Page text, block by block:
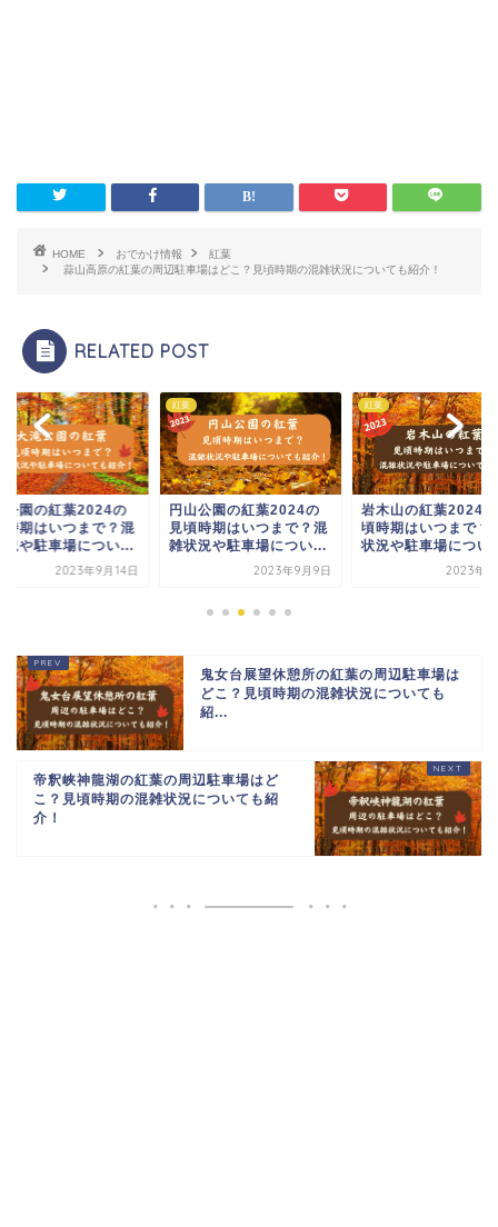
HOME おでかけ情報
紅葉
蒜山高原の紅葉の周辺駐車場はどこ？見頃時期の混雑状況についても紹介！
RELATED POST
公園の紅葉2024の
時期はいつまで？混
況や駐車場につい...
2023年9月14日
紅葉
円山公園の紅葉2024の
見頃時期はいつまで？混
雑状況や駐車場につい...
2023年9月9日
紅葉
岩木山の紅葉2024
頃時期はいつまで？
状況や駐車場につい
2023年9
鬼女台展望休憩所の紅葉の周辺駐車場は
どこ？見頃時期の混雑状況についても
紹...
帝釈峡神龍湖の紅葉の周辺駐車場はど
こ？見頃時期の混雑状況についても紹
介！